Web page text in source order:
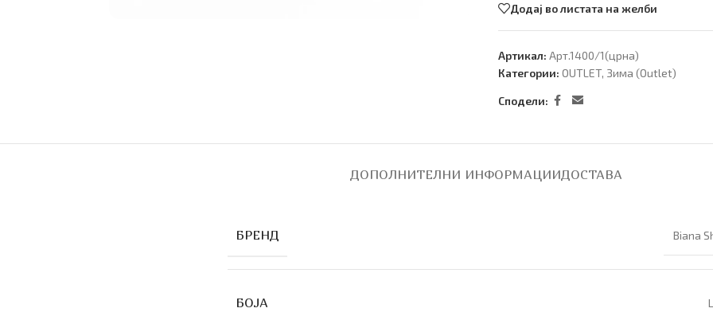
Додај во листата на желби
Артикал: Арт.1400/1(црна)
Категории: OUTLET, Зима (Оutlet)
Сподели:
ДОПОЛНИТЕЛНИ ИНФОРМАЦИИДОСТАВА
БРЕНД Biana
БОЈА